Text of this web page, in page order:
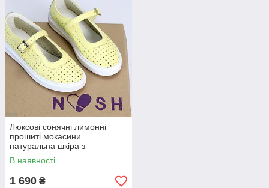
Люксові сонячні лимонні
прошиті мокасини
натуральна шкіра з
перфорацією 39
В наявності
1 690 ₴